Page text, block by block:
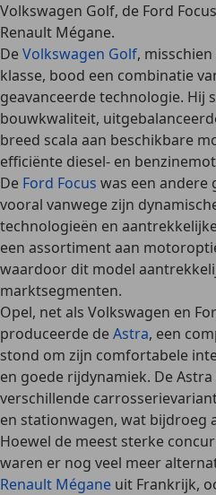
Volkswagen Golf, de Ford
Renault Mégane.
DeVolkswagen Golf,
klasse, bood een combinatie
geavanceerde technologie. Hij
bouwkwaliteit,
breed scala aan beschikbare
efficiënte diesel- en
De Ford Focus was een andere
vooral vanwege zijn
technologieën en
een assortiment aan
waardoor dit model
marktsegmenten.
Opel, net als Volkswagen en
produceerde deAstra, een
stond om zijn comfortabele
en goede rijdynamiek. De
verschillende
en stationwagen, wat bijdroeg
Hoewel de meest sterke
waren er nog veel meer
Renault Mégane uit Frankrijk,